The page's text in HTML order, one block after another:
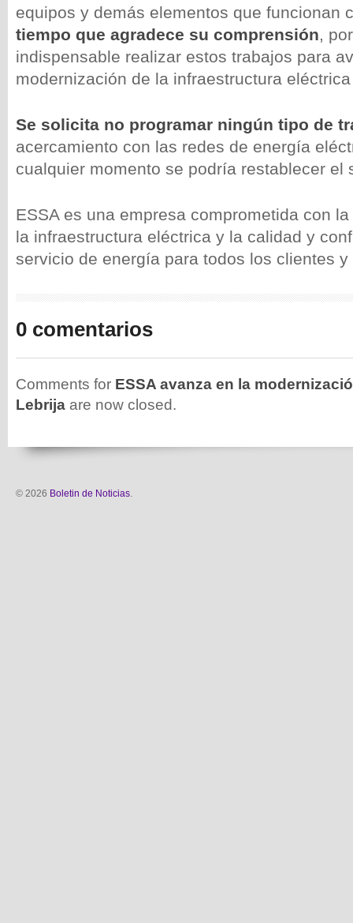
equipos y demás elementos que funcionan
tiempo que agradece su comprensión,
indispensable realizar estos trabajos para
modernización de la infraestructura
Se solicita no programar ningún tipo de
acercamiento con las redes de energía
cualquier momento se podría restablecer el
ESSA es una empresa comprometida con
la infraestructura eléctrica y la calidad y
servicio de energía para todos los clientes y
0 comentarios
Comments for ESSA avanza en la
Lebrija are now closed.
© 2026 Boletin de Noticias.